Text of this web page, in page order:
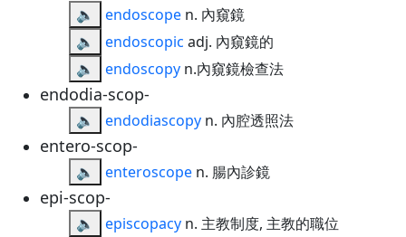
🔈 endoscope n. 內窺鏡
🔈
endoscopic adj. 內窺鏡的
🔈
endoscopy n.內窺鏡檢查法
endodia-scop-
🔈 endodiascopy n. 內腔透照法
entero-scop-
🔈 enteroscope n. 腸內診鏡
epi-scop-
🔈 episcopacy n. 主教制度, 主教的職位